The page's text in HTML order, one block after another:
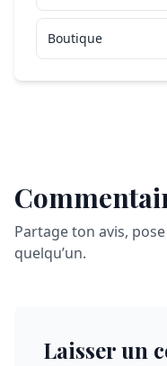
Boutique
Partage ton avis,
quelqu’un.
Laisser un